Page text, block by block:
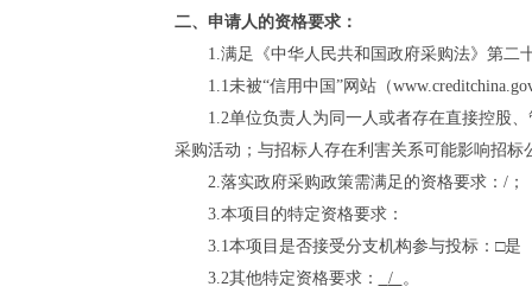
二、申请人的资格要求：
1.满足《中华人民共和国政府采购法》第二
1.1未被“信用中国”网站（
1.2单位负责人为同一人或者存在直接控股
采购活动； 与招标人存在利害关系可能影响招
2.落实政府采购政策需满足的资格要求： /；
3.本项目的特定资格要求：
3.1本项目是否接受分支机构参与投标：□
3.2其他特定资格要求：
/
。